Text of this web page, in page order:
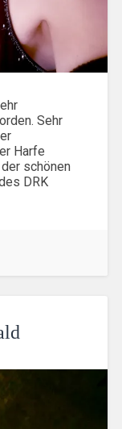
Sehr
Harfe
schönen
DRK